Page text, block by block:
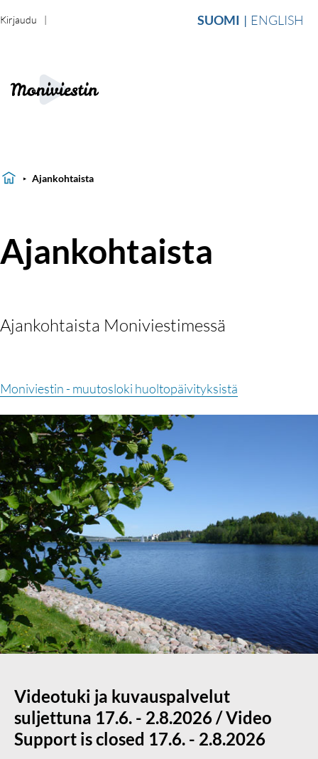
SUOMI ENGLISH
Kirjaudu
Ajankohtaista
Ajankohtaista
Ajankohtaista Moniviestimessä
Moniviestin - muutosloki huoltopäivityksistä
Videotuki ja kuvauspalvelut
suljettuna 17.6. - 2.8.2026 / Video
Support is closed 17.6. - 2.8.2026